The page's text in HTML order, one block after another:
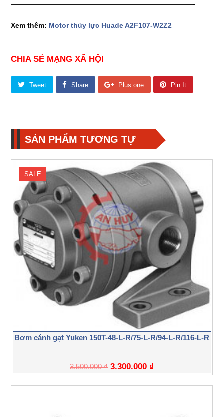
——————————————————————————-
Xem thêm: Motor thủy lực Huade A2F107-W2Z2
CHIA SẺ MẠNG XÃ HỘI
Tweet Share Plus one Pin It
SẢN PHẨM TƯƠNG TỰ
SALE
Bơm cánh gạt Yuken 150T-48-L-R/75-L-R/94-L-R/116-L-R
3.500.000₫ 3.300.000 ₫